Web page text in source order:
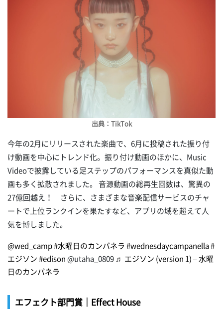
出典：TikTok
今年の2月にリリースされた楽曲で、6月に投稿された振り付
け動画を中心にトレンド化。振り付け動画のほかに、Music
Videoで披露している足ステップのパフォーマンスを真似た動
画も多く拡散されました。 音源動画の総再生回数は、驚異の
27億回越え！ さらに、さまざまな音楽配信サービスのチャ
ートで上位ランクインを果たすなど、アプリの域を超えて人
気を博しました。
@wed_camp#水曜日のカンパネラ #wednesdaycampanella#
エジソン#edison@utaha_0809 ♬ エジソン (version 1) – 水曜
日のカンパネラ
エフェクト部門賞｜Effect House